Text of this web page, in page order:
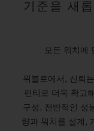
기준을 새
모든 워치에
위블로에서, 신뢰
런티로 더욱 확고
구성, 전반적인 성
량과 워치를 설계,